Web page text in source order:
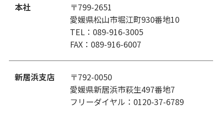
本社
〒799-2651
愛媛県松山市堀江町930番地10
TEL：089-916-3005
FAX：089-916-6007
新居浜支店
〒792-0050
愛媛県新居浜市萩生497番地7
フリーダイヤル：0120-37-6789